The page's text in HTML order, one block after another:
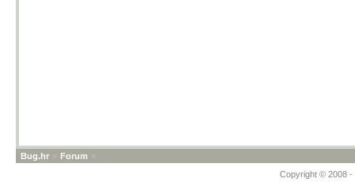
Bug.hr » Forum »
Copyright © 2008 -